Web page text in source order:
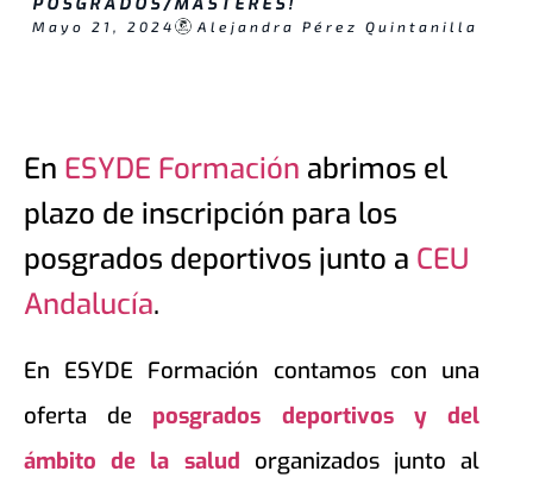
Mayo 21, 2024 Alejandra Pérez Quintanilla
En ESYDE Formación abrimos el
plazo de inscripción para los
posgrados deportivos junto a CEU
Andalucía.
En ESYDE Formación contamos con una
oferta de posgrados deportivos y del
ámbito de la salud organizados junto al